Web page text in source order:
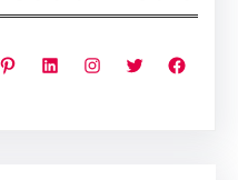
فيسبوك تويتر إنستجرام لينكد إن بينتريست